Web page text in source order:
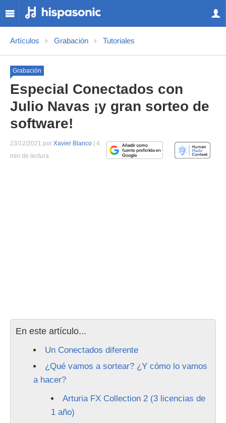
Artículos Grabación Tutoriales
Grabación
Especial Conectados con
Julio Navas ¡y gran sorteo de
software!
23/12/2021 por Xavier Blanco | 4
min de lectura
En este artículo...
Un Conectados diferente
¿Qué vamos a sortear? ¿Y cómo lo vamos
a hacer?
Arturia FX Collection 2 (3 licencias de
1 año)